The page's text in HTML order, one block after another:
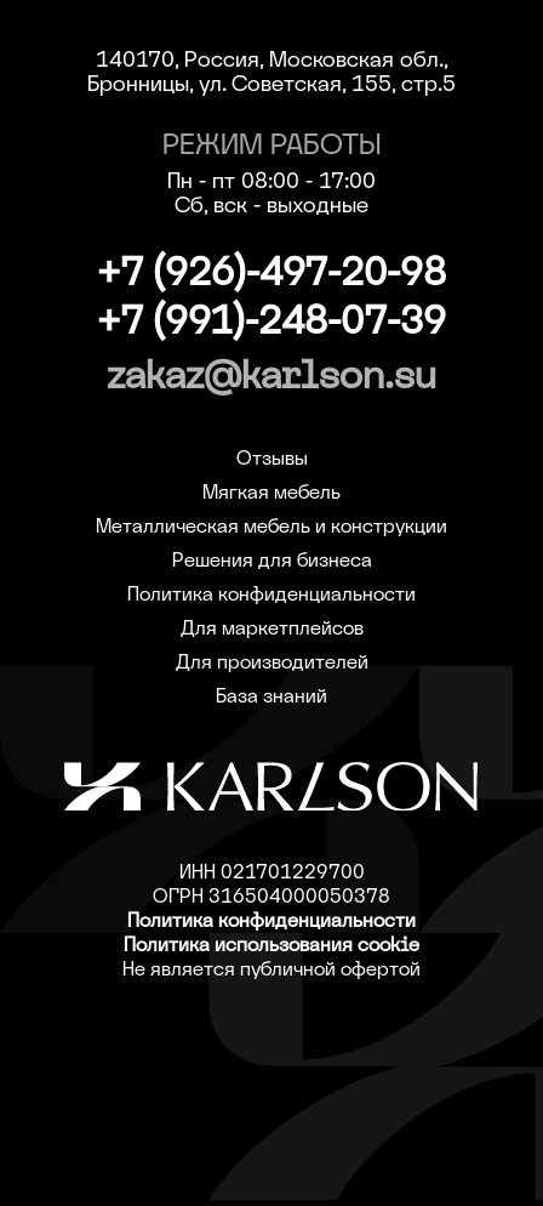
140170, Россия, Московская обл.,
Бронницы, ул. Советская, 155, стр.5
РЕЖИМ РАБОТЫ
Пн - пт 08:00 - 17:00
Сб, вск - выходные
+7 (926)-497-20-98
+7 (991)-248-07-39
zakaz@karlson.su
Отзывы
Мягкая мебель
Металлическая мебель и конструкции
Решения для бизнеса
Политика конфиденциальности
Для маркетплейсов
Для производителей
База знаний
ИНН 021701229700
ОГРН 316504000050378
Политика конфиденциальности
Политика использования cookie
Не является публичной офертой